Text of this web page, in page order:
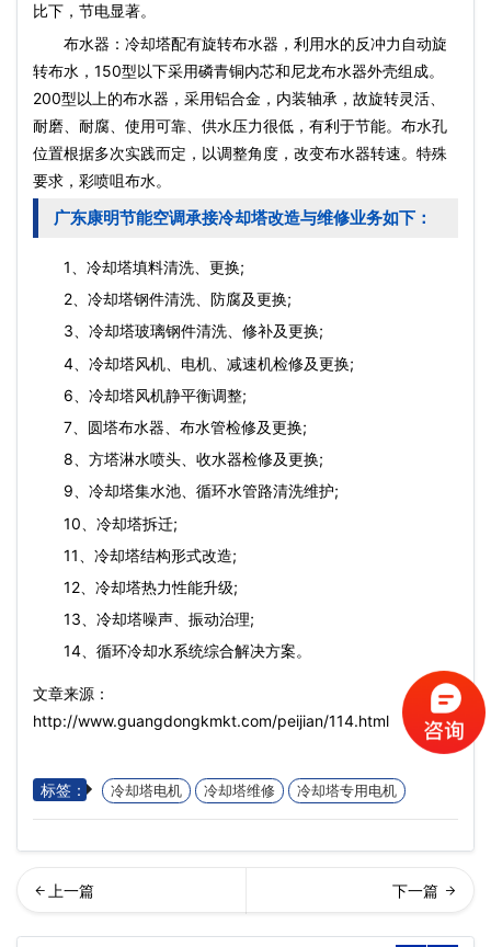
比下，节电显著。
布水器：冷却塔配有旋转布水器，利用水的反冲力自动旋
转布水，150型以下采用磷青铜内芯和尼龙布水器外壳组成。
200型以上的布水器，采用铝合金，内装轴承，故旋转灵活、
耐磨、耐腐、使用可靠、供水压力很低，有利于节能。布水孔
位置根据多次实践而定，以调整角度，改变布水器转速。特殊
要求，彩喷咀布水。
广东康明节能空调承接冷却塔改造与维修业务如下：
1、 冷却塔填料清洗、更换;
2、冷却塔钢件清洗、防腐及更换;
3、冷却塔玻璃钢件清洗、修补及更换;
4、 冷却塔风机 、电机、减速机检修及更换;
6、 冷却塔风机静平衡调整;
7、圆塔布水器、布水管检修及更换;
8、方塔淋水喷头、 收水器检修及更换;
9、冷却塔集水池、循环水管路清洗维护;
10、冷却塔拆迁;
11、冷却塔结构形式改造;
12、冷却塔热力性能升级;
13、冷却塔噪声、振动治理;
14、循环冷却水系统综合解决方案。
文章来源：
http://www.guangdongkmkt.com/peijian/114.html
标签： 冷却塔电机 冷却塔维修 冷却塔专用电机
相冷却塔变频电动机… 却塔电机发热的原因(冷却塔